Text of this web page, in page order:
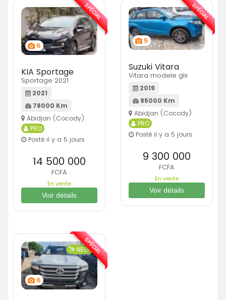
6
KIA Sportage
Sportage 2021
2021
78000 Km
Abidjan (Cocody)
PRO
Posté il y a 5 jours
14 500 000
FCFA
En vente
Voir détails
SPÉCIAL
5
Suzuki Vitara
Vitara modele glx
2019
85000 Km
Abidjan (Cocody)
PRO
Posté il y a 5 jours
9 300 000
FCFA
En vente
Voir détails
SPÉCIAL
6
NEUFSPÉCIAL